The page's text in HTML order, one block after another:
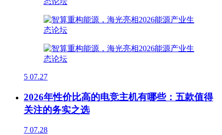
5 07.27
2026年性价比高的电竞主机有哪些：五款值得
关注的务实之选
7 07.28